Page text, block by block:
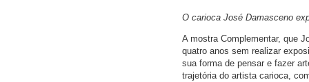
O carioca José Damasceno
A mostra Complementar, que
quatro anos sem realizar
sua forma de pensar e fazer
trajetória do artista carioca,